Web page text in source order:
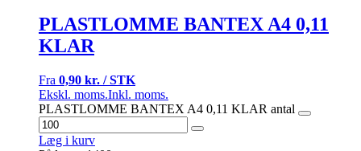
PLASTLOMME BANTEX A4 0,11
KLAR
Fra 0,90 kr. / STK
Ekskl. moms.Inkl. moms.
PLASTLOMME BANTEX A4 0,11 KLAR antal
Læg i kurv